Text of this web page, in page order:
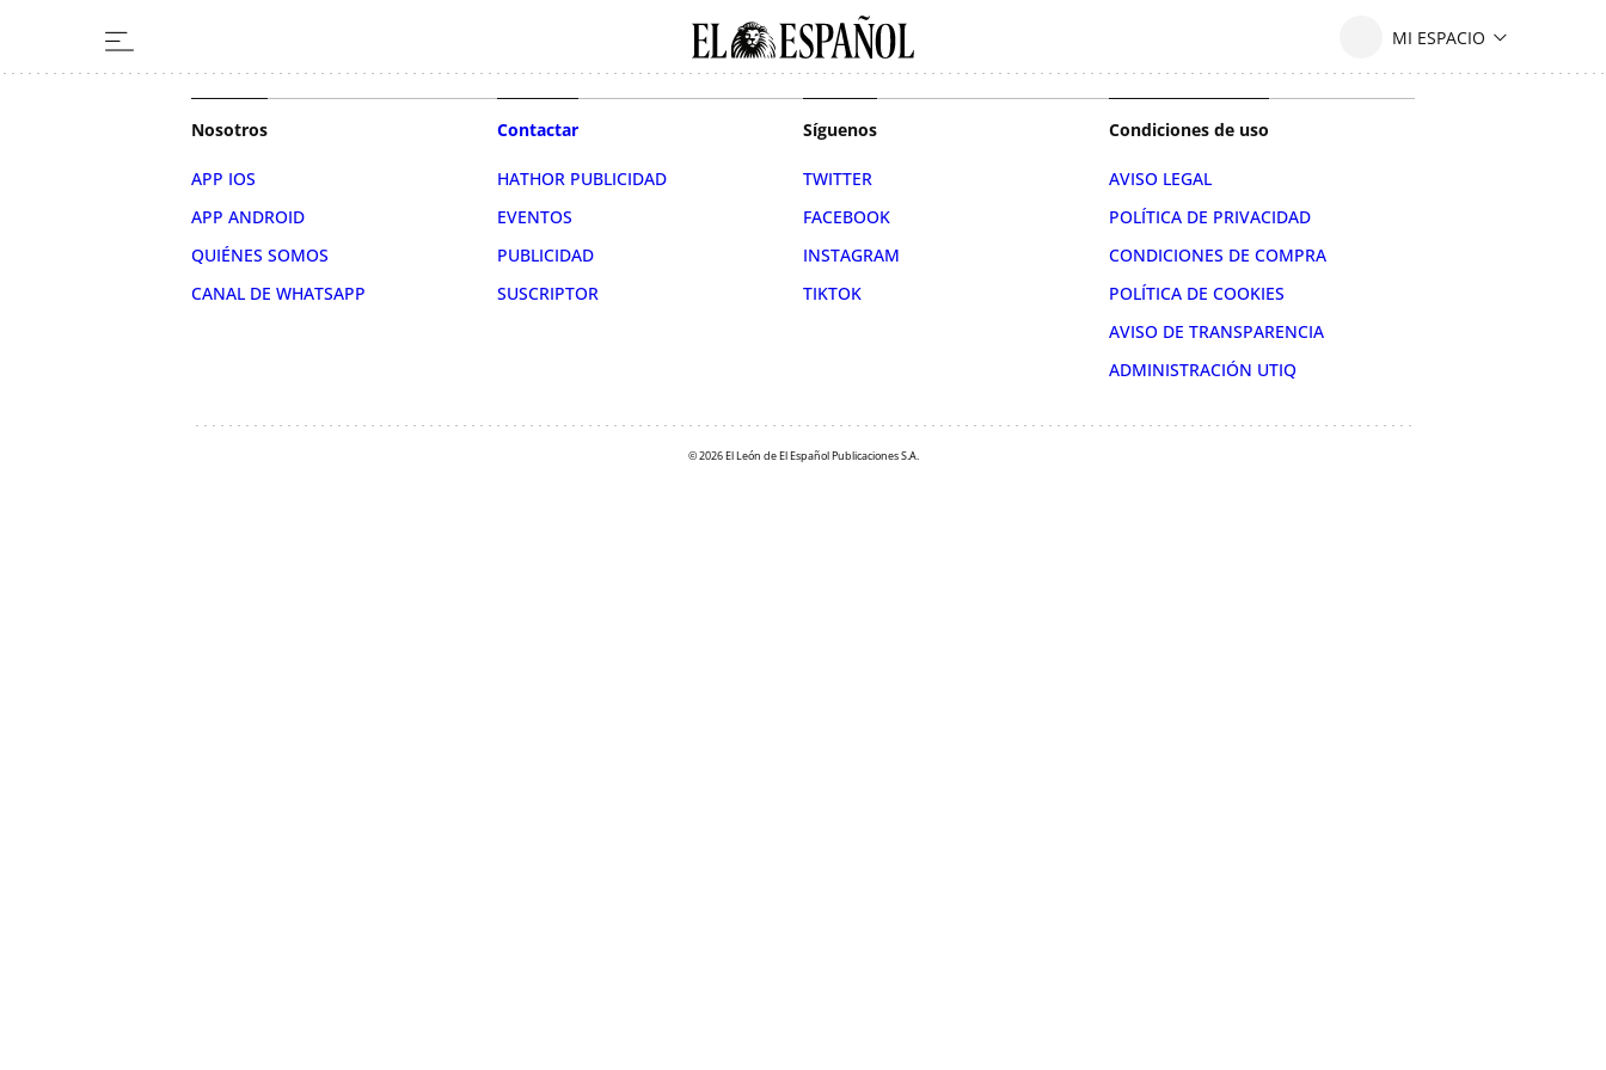
Nosotros
APP IOS
APP ANDROID
QUIÉNES SOMOS
CANAL DE WHATSAPP
Contactar
HATHOR PUBLICIDAD
EVENTOS
PUBLICIDAD
SUSCRIPTOR
Síguenos
TWITTER
FACEBOOK
INSTAGRAM
TIKTOK
Condiciones de uso
AVISO LEGAL
POLÍTICA DE PRIVACIDAD
CONDICIONES DE COMPRA
POLÍTICA DE COOKIES
AVISO DE TRANSPARENCIA
ADMINISTRACIÓN UTIQ
© 2026 El León de El Español Publicaciones S.A.